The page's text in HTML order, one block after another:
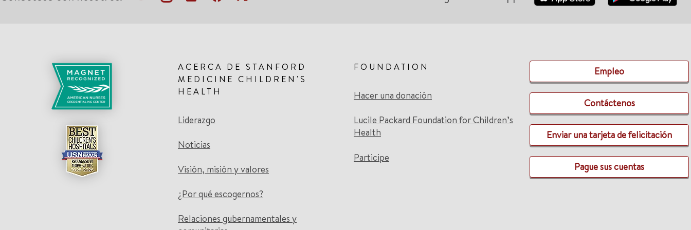
ACERCA DE STANFORD
MEDICINE CHILDREN'S
HEALTH
Liderazgo
Noticias
Visión, misión y valores
¿Por qué escogernos?
Relaciones gubernamentales y
FOUNDATION
Hacer una donación
Lucile Packard Foundation for Children’s
Health
Participe
Empleo
Contáctenos
Enviar una tarjeta de felicitación
Pague sus cuentas